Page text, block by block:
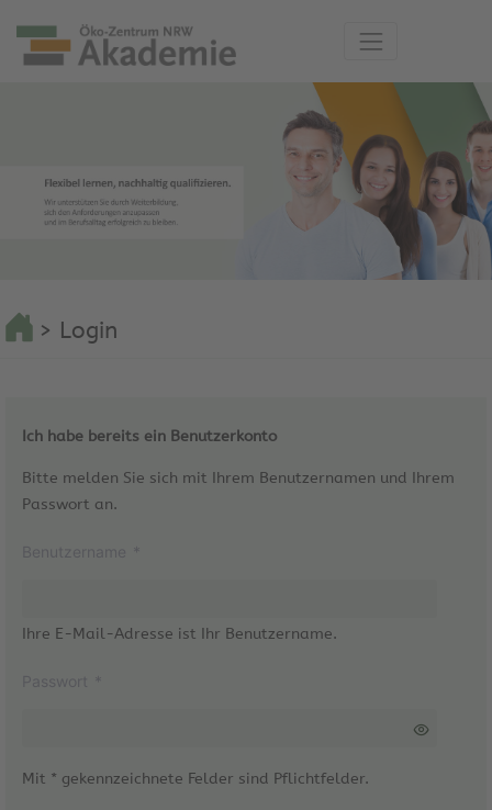
> Login
Ich habe bereits ein Benutzerkonto
Bitte melden Sie sich mit Ihrem Benutzernamen und Ihrem
Passwort an.
Ihre E-Mail-Adresse ist Ihr Benutzername.
Mit * gekennzeichnete Felder sind Pflichtfelder.